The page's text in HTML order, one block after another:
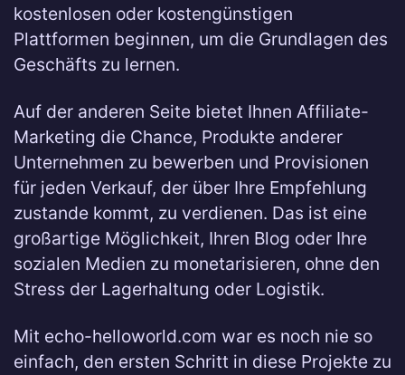
kostenlosen oder kostengünstigen
Plattformen beginnen, um die Grundlagen des
Geschäfts zu lernen.
Auf der anderen Seite bietet Ihnen Affiliate-
Marketing die Chance, Produkte anderer
Unternehmen zu bewerben und Provisionen
für jeden Verkauf, der über Ihre Empfehlung
zustande kommt, zu verdienen. Das ist eine
großartige Möglichkeit, Ihren Blog oder Ihre
sozialen Medien zu monetarisieren, ohne den
Stress der Lagerhaltung oder Logistik.
Mit echo-helloworld.com war es noch nie so
einfach, den ersten Schritt in diese Projekte zu